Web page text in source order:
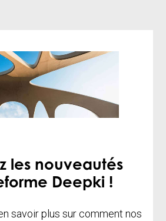
les nouveautés
Deepki !
savoir plus sur comment nos